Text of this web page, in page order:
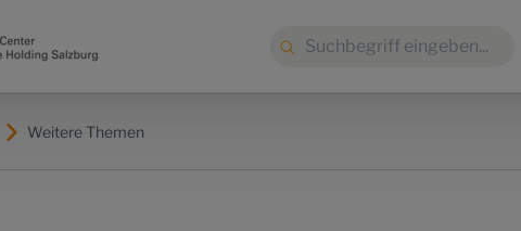
Weitere Themen
Suche: